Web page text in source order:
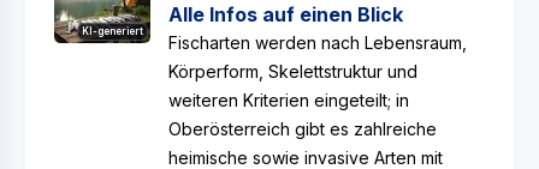
KI-generiert
Alle Infos auf einen Blick
Fischarten werden nach Lebensraum,
Körperform, Skelettstruktur und
weiteren Kriterien eingeteilt; in
Oberösterreich gibt es zahlreiche
heimische sowie invasive Arten mit